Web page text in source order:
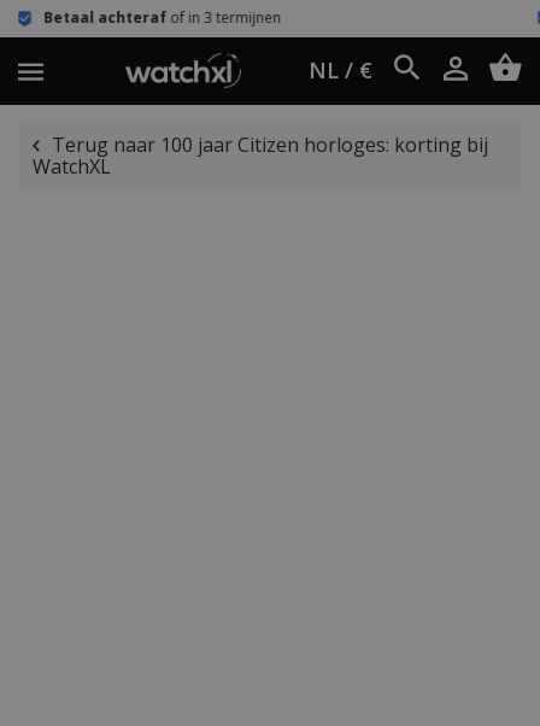
of in 3 termijnen Eenvoudig
NL / €
Terug naar 100 jaar Citizen horloges: korting bij
WatchXL